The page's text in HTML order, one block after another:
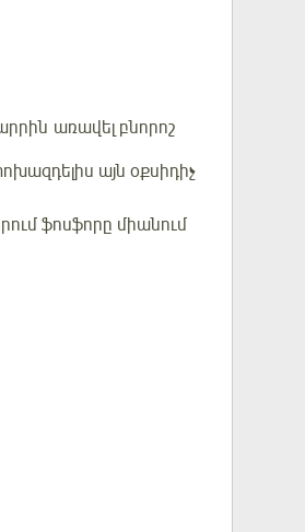
առավել բնորոշ
այն օքսիդիչ
ֆոսֆորը միանում